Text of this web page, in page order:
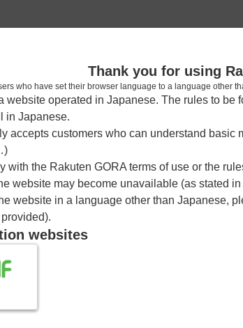
確認
08:12
Thank you for using
who have set their browser language to a language other
website operated in Japanese. The rules to
in Japanese.
accepts customers who can understand
with the Rakuten GORA terms of use or the
website may become unavailable (as stated
website in a language other than Japanese,
websites